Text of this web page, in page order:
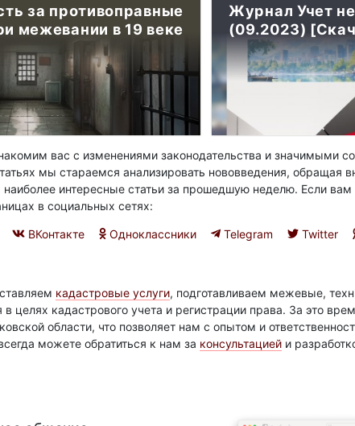
за противоправные
межевании в 19 веке
Журнал Учет
(09.2023)
вас с изменениями законодательства и значимыми
мы стараемся анализировать нововведения, обращая
интересные статьи за прошедшую неделю. Если
в социальных сетях:
ВКонтакте Одноклассники Telegram Twitter
кадастровые услуги, подготавливаем межевые,
в целях кадастрового учета и регистрации права. За это
области, что позволяет нам с опытом и
можете обратиться к нам за консультацией и